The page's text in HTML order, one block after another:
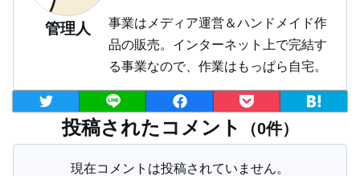
管理人
事業はメディア運営＆ハンドメイド作
品の販売。インターネット上で完結す
る事業なので、作業はもっぱら自宅。
投稿されたコメント （0件）
現在コメントは投稿されていません。